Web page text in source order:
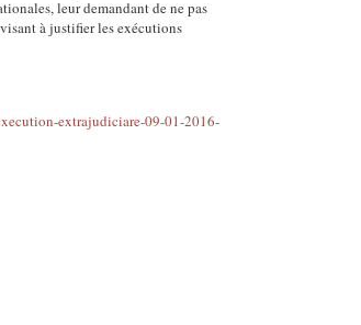
leur demandant de ne pas
à justifier les exécutions
extrajudiciare-09-01-2016-